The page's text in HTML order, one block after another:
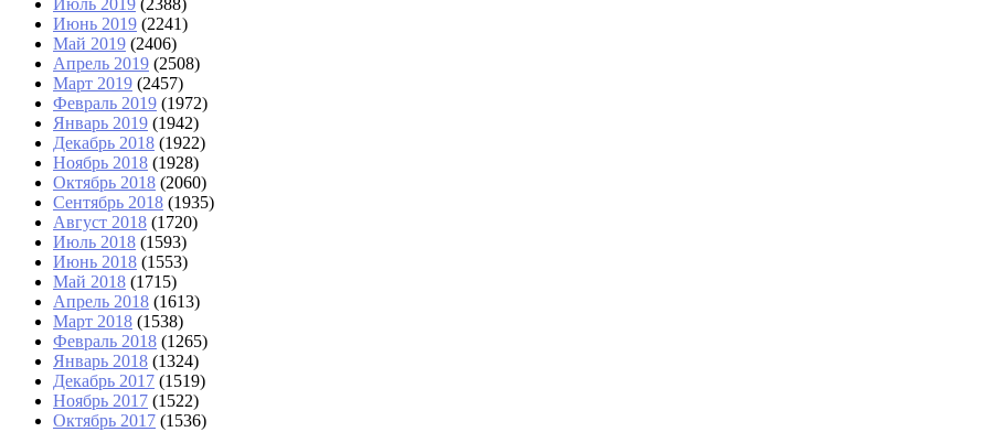
Июль 2019 (2388)
Июнь 2019 (2241)
Май 2019 (2406)
Апрель 2019 (2508)
Март 2019 (2457)
Февраль 2019 (1972)
Январь 2019 (1942)
Декабрь 2018 (1922)
Ноябрь 2018 (1928)
Октябрь 2018 (2060)
Сентябрь 2018 (1935)
Август 2018 (1720)
Июль 2018 (1593)
Июнь 2018 (1553)
Май 2018 (1715)
Апрель 2018 (1613)
Март 2018 (1538)
Февраль 2018 (1265)
Январь 2018 (1324)
Декабрь 2017 (1519)
Ноябрь 2017 (1522)
Октябрь 2017 (1536)